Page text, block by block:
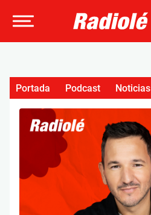
Portada Podcast Noticias